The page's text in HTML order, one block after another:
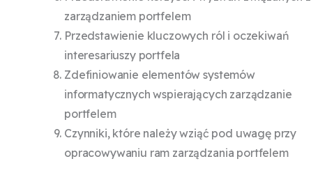
zarządzaniem portfelem
Przedstawienie kluczowych ról i oczekiwań
interesariuszy portfela
Zdefiniowanie elementów systemów
informatycznych wspierających zarządzanie
portfelem
Czynniki, które należy wziąć pod uwagę przy
opracowywaniu ram zarządzania portfelem